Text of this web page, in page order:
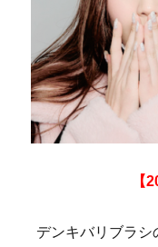
【
デンキバリブラシ